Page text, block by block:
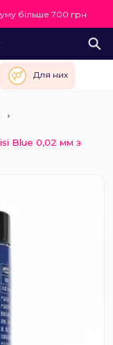
більше 700 грн
Для них
Blue 0,02 мм з